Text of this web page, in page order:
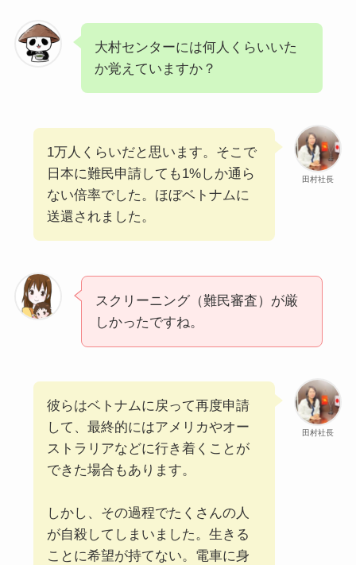
大村センターには何人くらいいた
か覚えていますか？
田村社長
1万人くらいだと思います。そこで
日本に難民申請しても1%しか通ら
ない倍率でした。ほぼベトナムに
送還されました。
スクリーニング（難民審査）が厳
しかったですね。
田村社長
彼らはベトナムに戻って再度申請
して、最終的にはアメリカやオー
ストラリアなどに行き着くことが
できた場合もあります。
しかし、その過程でたくさんの人
が自殺してしまいました。生きる
ことに希望が持てない。電車に身